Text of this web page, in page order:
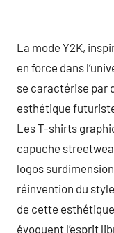
La mode Y2K,
en force dans
se caractérise par
esthétique
Les T-shirts
capuche
logos
réinvention du
de cette
évoquent l’esprit